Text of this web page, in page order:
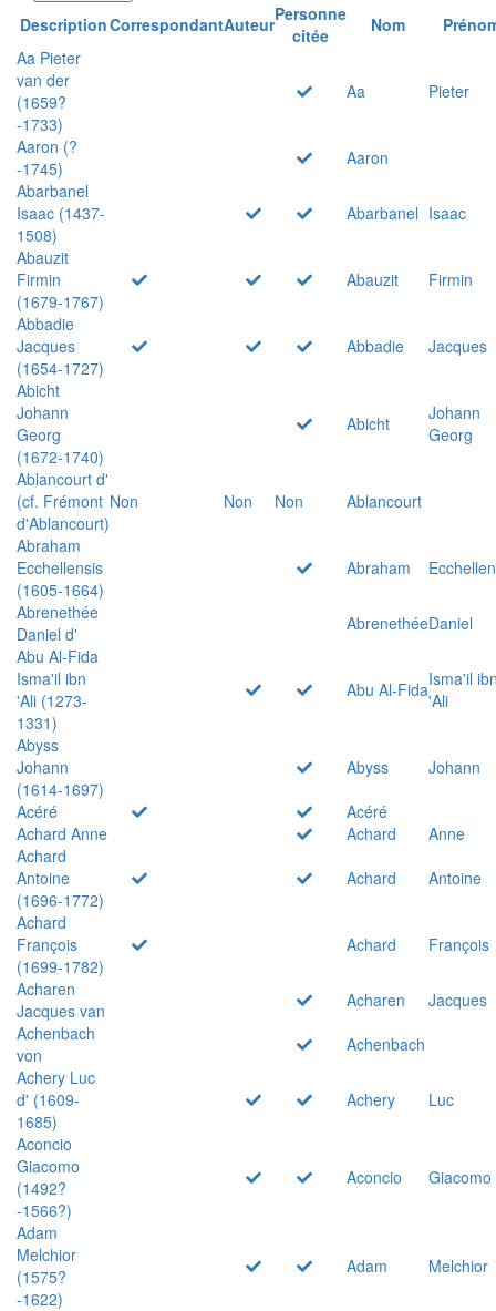
DescriptionCorrespondantAuteurPersonne
citée
Nom
Aa Pieter
van der
(1659?
-1733)
Aa Pieter
Aaron (?
-1745)
Aaron
Abarbanel
Isaac (1437-
1508)
Abarbanel Isaac
Abauzit
Firmin
(1679-1767)
Abauzit
Firmin
Abbadie
Jacques
(1654-1727)
Abbadie
Jacques
Abicht
Johann
Georg
(1672-1740)
Abicht
Johann
Georg
Ablancourt d'
(cf. Frémont
d'Ablancourt)
Non Non Non
Ablancourt
Abraham
Ecchellensis
(1605-1664)
Abraham
Abrenethée
Daniel d'
AbrenethéeDaniel
Abu Al-Fida
Isma'il ibn
'Ali (1273-
1331)
Abu Al-FidaIsma'il
'Ali
Abyss
Johann
(1614-1697)
Abyss
Johann
Acéré
Acéré
Achard Anne
Achard
Anne
Achard
Antoine
(1696-1772)
Achard
Antoine
Achard
François
(1699-1782)
Achard
François
Acharen
Jacques van
Acharen
Jacques
Achenbach
von
Achenbach
Achery Luc
d' (1609-
1685)
Achery
Luc
Aconcio
Giacomo
(1492?
-1566?)
Aconcio Giacomo
Adam
Melchior
(1575?
-1622)
Adam Melchior